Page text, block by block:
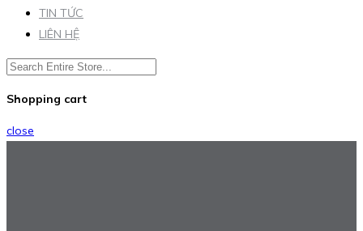
TIN TỨC
LIÊN HỆ
Shopping cart
close